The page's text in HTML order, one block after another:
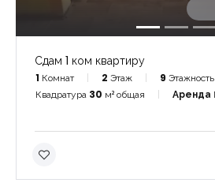
Сдам 1 ком квартиру
1 Комнат 2 Этаж 9 Этажность
Квадратура 30 м² общая Аренда